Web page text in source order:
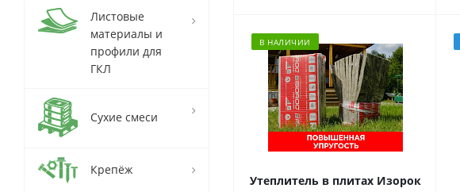
В НАЛИЧИИ
Утеплитель в плитах Изорок
Листовые
материалы и
профили для
ГКЛ
Сухие смеси
Крепёж